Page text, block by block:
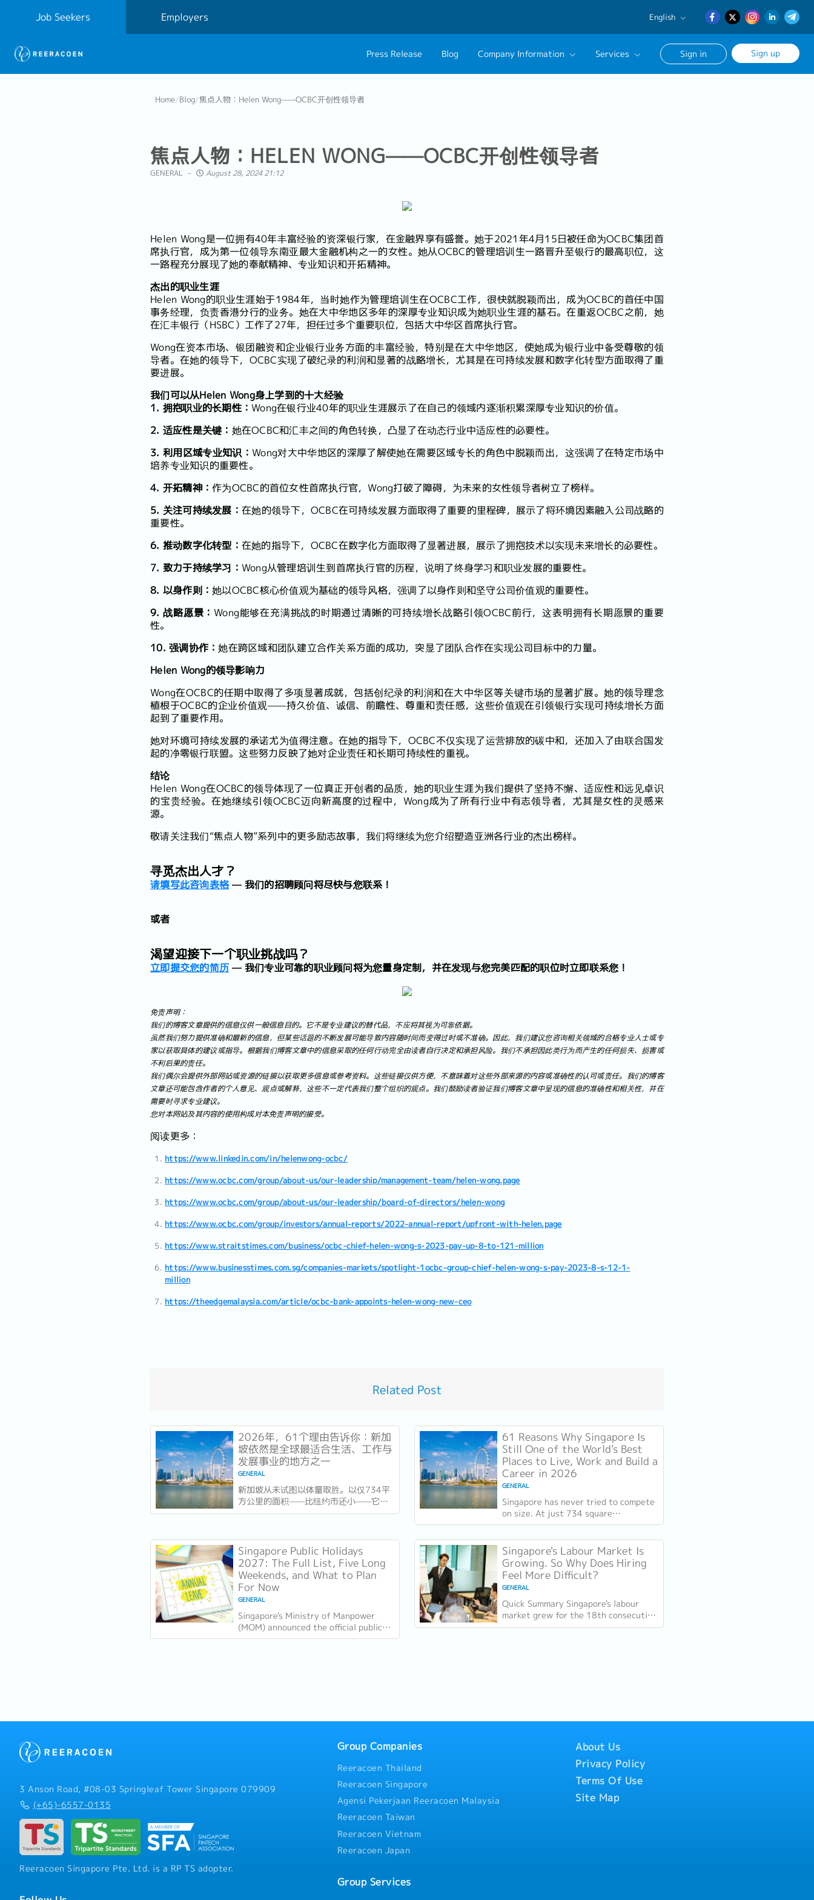
Job Seekers Employers English
English
日本語
Press Release Blog Company Information
Group CEO Message
Services Sign in Sign up
Home/Blog/焦点人物：Helen Wong——OCBC开创性领导者
焦点人物：HELEN WONG——OCBC开创性领导者
GENERAL August 28, 2024 21:12
Helen Wong是一位拥有40年丰富经验的资深银行家，在金融界享有盛誉。她于2021年4月15日被任命为OCBC集团首
席执行官，成为第一位领导东南亚最大金融机构之一的女性。她从OCBC的管理培训生一路晋升至银行的最高职位，这
一路程充分展现了她的奉献精神、专业知识和开拓精神。
杰出的职业生涯
Helen Wong的职业生涯始于1984年，当时她作为管理培训生在OCBC工作，很快就脱颖而出，成为OCBC的首任中国
事务经理，负责香港分行的业务。她在大中华地区多年的深厚专业知识成为她职业生涯的基石。在重返OCBC之前，她
在汇丰银行（HSBC）工作了27年，担任过多个重要职位，包括大中华区首席执行官。
Wong在资本市场、银团融资和企业银行业务方面的丰富经验，特别是在大中华地区，使她成为银行业中备受尊敬的领
导者。在她的领导下，OCBC实现了破纪录的利润和显著的战略增长，尤其是在可持续发展和数字化转型方面取得了重
要进展。
我们可以从Helen Wong身上学到的十大经验
1. 拥抱职业的长期性： Wong在银行业40年的职业生涯展示了在自己的领域内逐渐积累深厚专业知识的价值。
2. 适应性是关键： 她在OCBC和汇丰之间的角色转换，凸显了在动态行业中适应性的必要性。
3. 利用区域专业知识：Wong对大中华地区的深厚了解使她在需要区域专长的角色中脱颖而出，这强调了在特定市场中
培养专业知识的重要性。
4. 开拓精神： 作为OCBC的首位女性首席执行官，Wong打破了障碍，为未来的女性领导者树立了榜样。
5. 关注可持续发展： 在她的领导下，OCBC在可持续发展方面取得了重要的里程碑，展示了将环境因素融入公司战略的
重要性。
6. 推动数字化转型： 在她的指导下，OCBC在数字化方面取得了显著进展，展示了拥抱技术以实现未来增长的必要性。
7. 致力于持续学习： Wong从管理培训生到首席执行官的历程，说明了终身学习和职业发展的重要性。
8. 以身作则： 她以OCBC核心价值观为基础的领导风格，强调了以身作则和坚守公司价值观的重要性。
9. 战略愿景：Wong能够在充满挑战的时期通过清晰的可持续增长战略引领OCBC前行，这表明拥有长期愿景的重要
性。
10. 强调协作：她在跨区域和团队建立合作关系方面的成功，突显了团队合作在实现公司目标中的力量。
Helen Wong的领导影响力
Wong在OCBC的任期中取得了多项显著成就，包括创纪录的利润和在大中华区等关键市场的显著扩展。她的领导理念
植根于OCBC的企业价值观——持久价值、诚信、前瞻性、尊重和责任感，这些价值观在引领银行实现可持续增长方面
起到了重要作用。
她对环境可持续发展的承诺尤为值得注意。在她的指导下，OCBC不仅实现了运营排放的碳中和，还加入了由联合国发
起的净零银行联盟。这些努力反映了她对企业责任和长期可持续性的重视。
结论
Helen Wong在OCBC的领导体现了一位真正开创者的品质，她的职业生涯为我们提供了坚持不懈、适应性和远见卓识
的宝贵经验。在她继续引领OCBC迈向新高度的过程中，Wong成为了所有行业中有志领导者，尤其是女性的灵感来
源。
敬请关注我们“焦点人物”系列中的更多励志故事，我们将继续为您介绍塑造亚洲各行业的杰出榜样。
寻觅杰出人才？
请填写此咨询表格— 我们的招聘顾问将尽快与您联系！
或者
渴望迎接下一个职业挑战吗？
立即提交您的简历 — 我们专业可靠的职业顾问将为您量身定制，并在发现与您完美匹配的职位时立即联系您！
免责声明：
我们的博客文章提供的信息仅供一般信息目的。它不是专业建议的替代品，不应将其视为可靠依据。
虽然我们努力提供准确和最新的信息，但某些话题的不断发展可能导致内容随时间而变得过时或不准确。因此，我们建议您咨询相关领域的合格专业人士或专
家以获取具体的建议或指导。根据我们博客文章中的信息采取的任何行动完全由读者自行决定和承担风险。我们不承担因此类行为而产生的任何损失、损害或
不利后果的责任。
我们偶尔会提供外部网站或资源的链接以获取更多信息或参考资料。这些链接仅供方便，不意味着对这些外部来源的内容或准确性的认可或责任。我们的博客
文章还可能包含作者的个人意见、观点或解释，这些不一定代表我们整个组织的观点。我们鼓励读者验证我们博客文章中呈现的信息的准确性和相关性，并在
需要时寻求专业建议。
您对本网站及其内容的使用构成对本免责声明的接受。
阅读更多：
https://www.linkedin.com/in/helenwong-ocbc/
https://www.ocbc.com/group/about-us/our-leadership/management-team/helen-wong.page
https://www.ocbc.com/group/about-us/our-leadership/board-of-directors/helen-wong
https://www.ocbc.com/group/investors/annual-reports/2022-annual-report/upfront-with-helen.page
https://www.straitstimes.com/business/ocbc-chief-helen-wong-s-2023-pay-up-8-to-121-million
https://www.businesstimes.com.sg/companies-markets/spotlight-1ocbc-group-chief-helen-wong-s-pay-2023-8-s-12-1-
million
https://theedgemalaysia.com/article/ocbc-bank-appoints-helen-wong-new-ceo
Related Post
2026年，61个理由告诉你：新加
坡依然是全球最适合生活、工作与
发展事业的地方之一
GENERAL
新加坡从未试图以体量取胜。以仅734平
方公里的面积——比纽约市还小——它靠
的是实力竞争。独立61年后，这场押注在
着全球最佳机场，跻身全球最安全国家之
列，并刚刚超越了花了两个世纪才建立起
稳定声誉的瑞士，夺得一项全球主要竞争
力...
61 Reasons Why Singapore Is
Still One of the World's Best
Places to Live, Work and Build a
Career in 2026
GENERAL
Singapore has never tried to compete
on size. At just 734 square
kilometres, smaller than New York
City, it competes on capability
instead....
Singapore Public Holidays
2027: The Full List, Five Long
Weekends, and What to Plan
For Now
GENERAL
Singapore's Ministry of Manpower
(MOM) announced the official public
holidays for 2027 on 18 June 2026.
Singapore's Labour Market Is
Growing. So Why Does Hiring
Feel More Difficult?
GENERAL
Quick Summary Singapore's labour
market grew for the 18th consecutive
quarter in Q1 2026, with total
3 Anson Road, #08-03 Springleaf Tower Singapore 079909
(+65)-6557-0135
Reeracoen Singapore Pte. Ltd. is a RP TS adopter.
Group Companies
Reeracoen Thailand
Reeracoen Singapore
Agensi Pekerjaan Reeracoen Malaysia
Reeracoen Taiwan
Reeracoen Vietnam
Reeracoen Japan
Group Services
About Us
Privacy Policy
Terms Of Use
Site Map